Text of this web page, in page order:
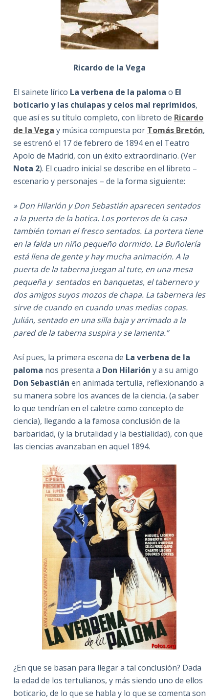
Ricardo de la Vega
El sainete lírico La verbena de la paloma o El
boticario y las chulapas y celos mal reprimidos,
que así es su título completo, con libreto de Ricardo
de la Vega y música compuesta por Tomás Bretón,
se estrenó el 17 de febrero de 1894 en el Teatro
Apolo de Madrid, con un éxito extraordinario. (Ver
Nota 2). El cuadro inicial se describe en el libreto –
escenario y personajes – de la forma siguiente:
» Don Hilarión y Don Sebastián aparecen sentados
a la puerta de la botica. Los porteros de la casa
también toman el fresco sentados. La portera tiene
en la falda un niño pequeño dormido. La Buñolería
está llena de gente y hay mucha animación. A la
puerta de la taberna juegan al tute, en una mesa
pequeña y sentados en banquetas, el tabernero y
dos amigos suyos mozos de chapa. La tabernera les
sirve de cuando en cuando unas medias copas.
Julián, sentado en una silla baja y arrimado a la
pared de la taberna suspira y se lamenta.”
Así pues, la primera escena de La verbena de la
paloma nos presenta a Don Hilarión y a su amigo
Don Sebastián en animada tertulia, reflexionando a
su manera sobre los avances de la ciencia, (a saber
lo que tendrían en el caletre como concepto de
ciencia), llegando a la famosa conclusión de la
barbaridad, (y la brutalidad y la bestialidad), con que
las ciencias avanzaban en aquel 1894.
¿En que se basan para llegar a tal conclusión? Dada
la edad de los tertulianos, y más siendo uno de ellos
boticario, de lo que se habla y lo que se comenta son